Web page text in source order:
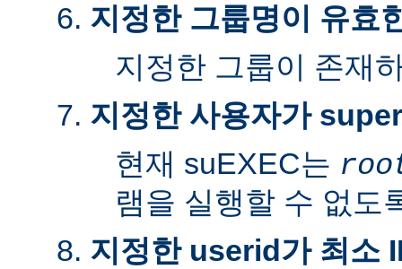
지정한 그룹명이 유효
지정한 그룹이 존재
지정한 사용자가
현재 suEXEC는
램을 실행할 수 없도
지정한 userid가 최소